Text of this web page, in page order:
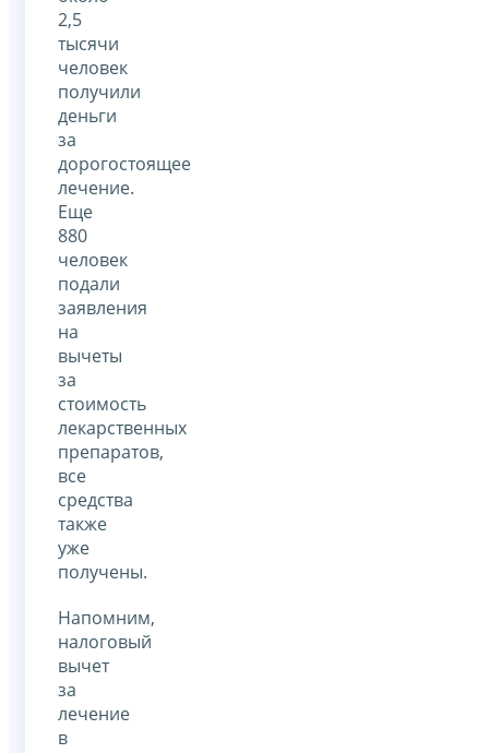
2,5
тысячи
человек
получили
деньги
за
дорогостоящее
лечение.
Еще
880
человек
подали
заявления
на
вычеты
за
стоимость
лекарственных
препаратов,
все
средства
также
уже
получены.
Напомним,
налоговый
вычет
за
лечение
в